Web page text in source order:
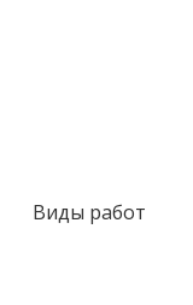
Виды работ